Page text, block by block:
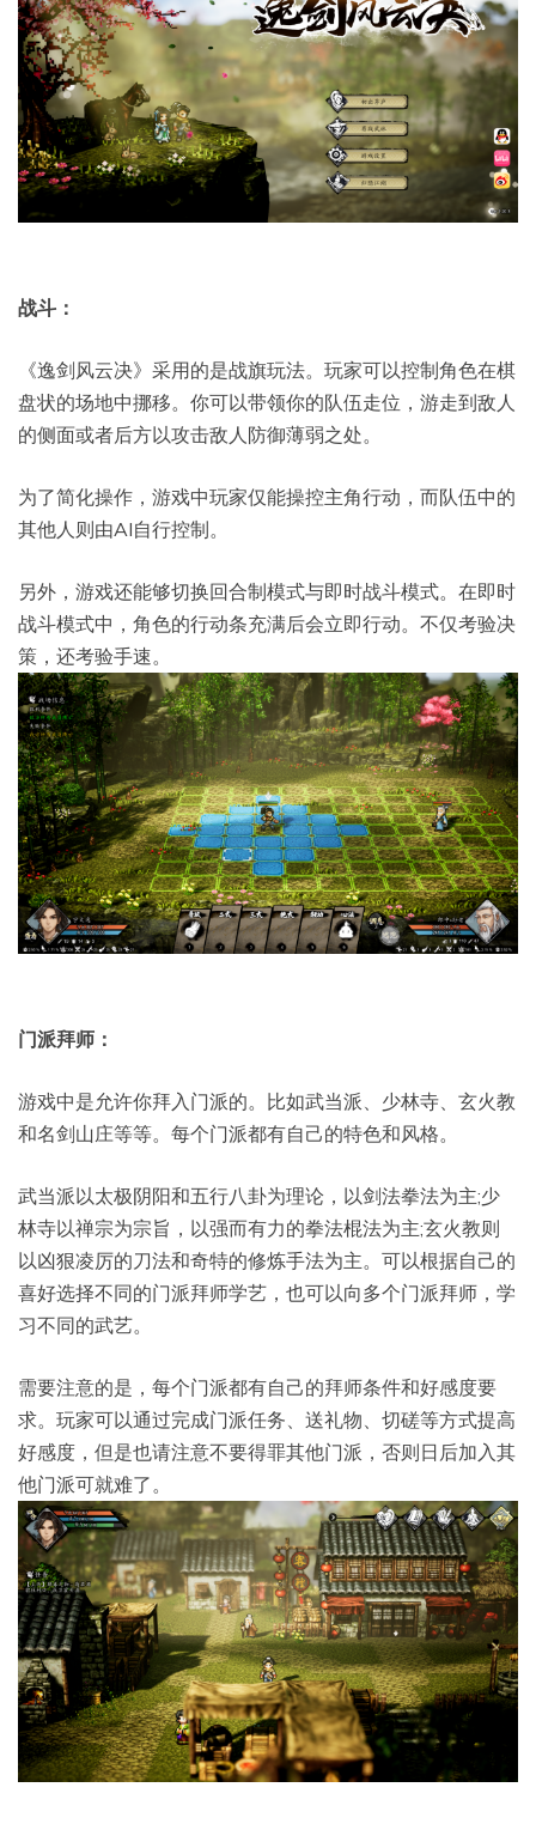
战斗：
《逸剑风云决》采用的是战旗玩法。玩家可以控制角色在棋
盘状的场地中挪移。你可以带领你的队伍走位，游走到敌人
的侧面或者后方以攻击敌人防御薄弱之处。
为了简化操作，游戏中玩家仅能操控主角行动，而队伍中的
其他人则由AI自行控制。
另外，游戏还能够切换回合制模式与即时战斗模式。在即时
战斗模式中，角色的行动条充满后会立即行动。不仅考验决
策，还考验手速。
门派拜师：
游戏中是允许你拜入门派的。比如武当派、少林寺、玄火教
和名剑山庄等等。每个门派都有自己的特色和风格。
武当派以太极阴阳和五行八卦为理论，以剑法拳法为主;少
林寺以禅宗为宗旨，以强而有力的拳法棍法为主;玄火教则
以凶狠凌厉的刀法和奇特的修炼手法为主。可以根据自己的
喜好选择不同的门派拜师学艺，也可以向多个门派拜师，学
习不同的武艺。
需要注意的是，每个门派都有自己的拜师条件和好感度要
求。玩家可以通过完成门派任务、送礼物、切磋等方式提高
好感度，但是也请注意不要得罪其他门派，否则日后加入其
他门派可就难了。